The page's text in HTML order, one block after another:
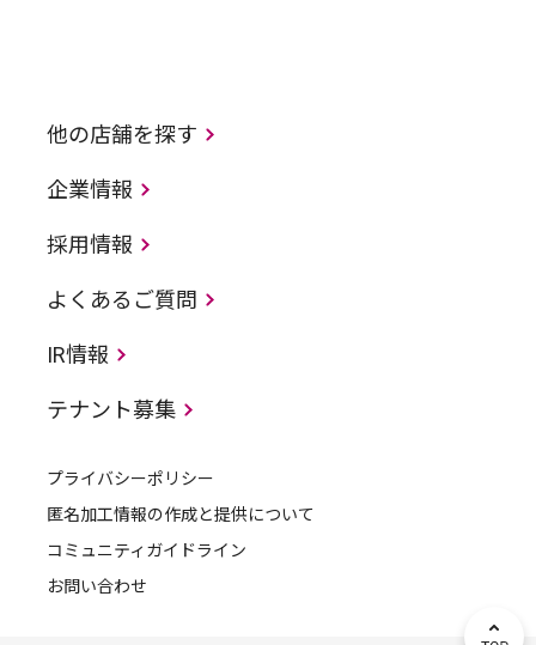
他の店舗を探す
企業情報
採用情報
よくあるご質問
IR情報
テナント募集
プライバシーポリシー
匿名加工情報の作成と提供について
コミュニティガイドライン
お問い合わせ